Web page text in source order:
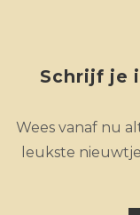
Schrijf je
Wees vanaf nu
leukste